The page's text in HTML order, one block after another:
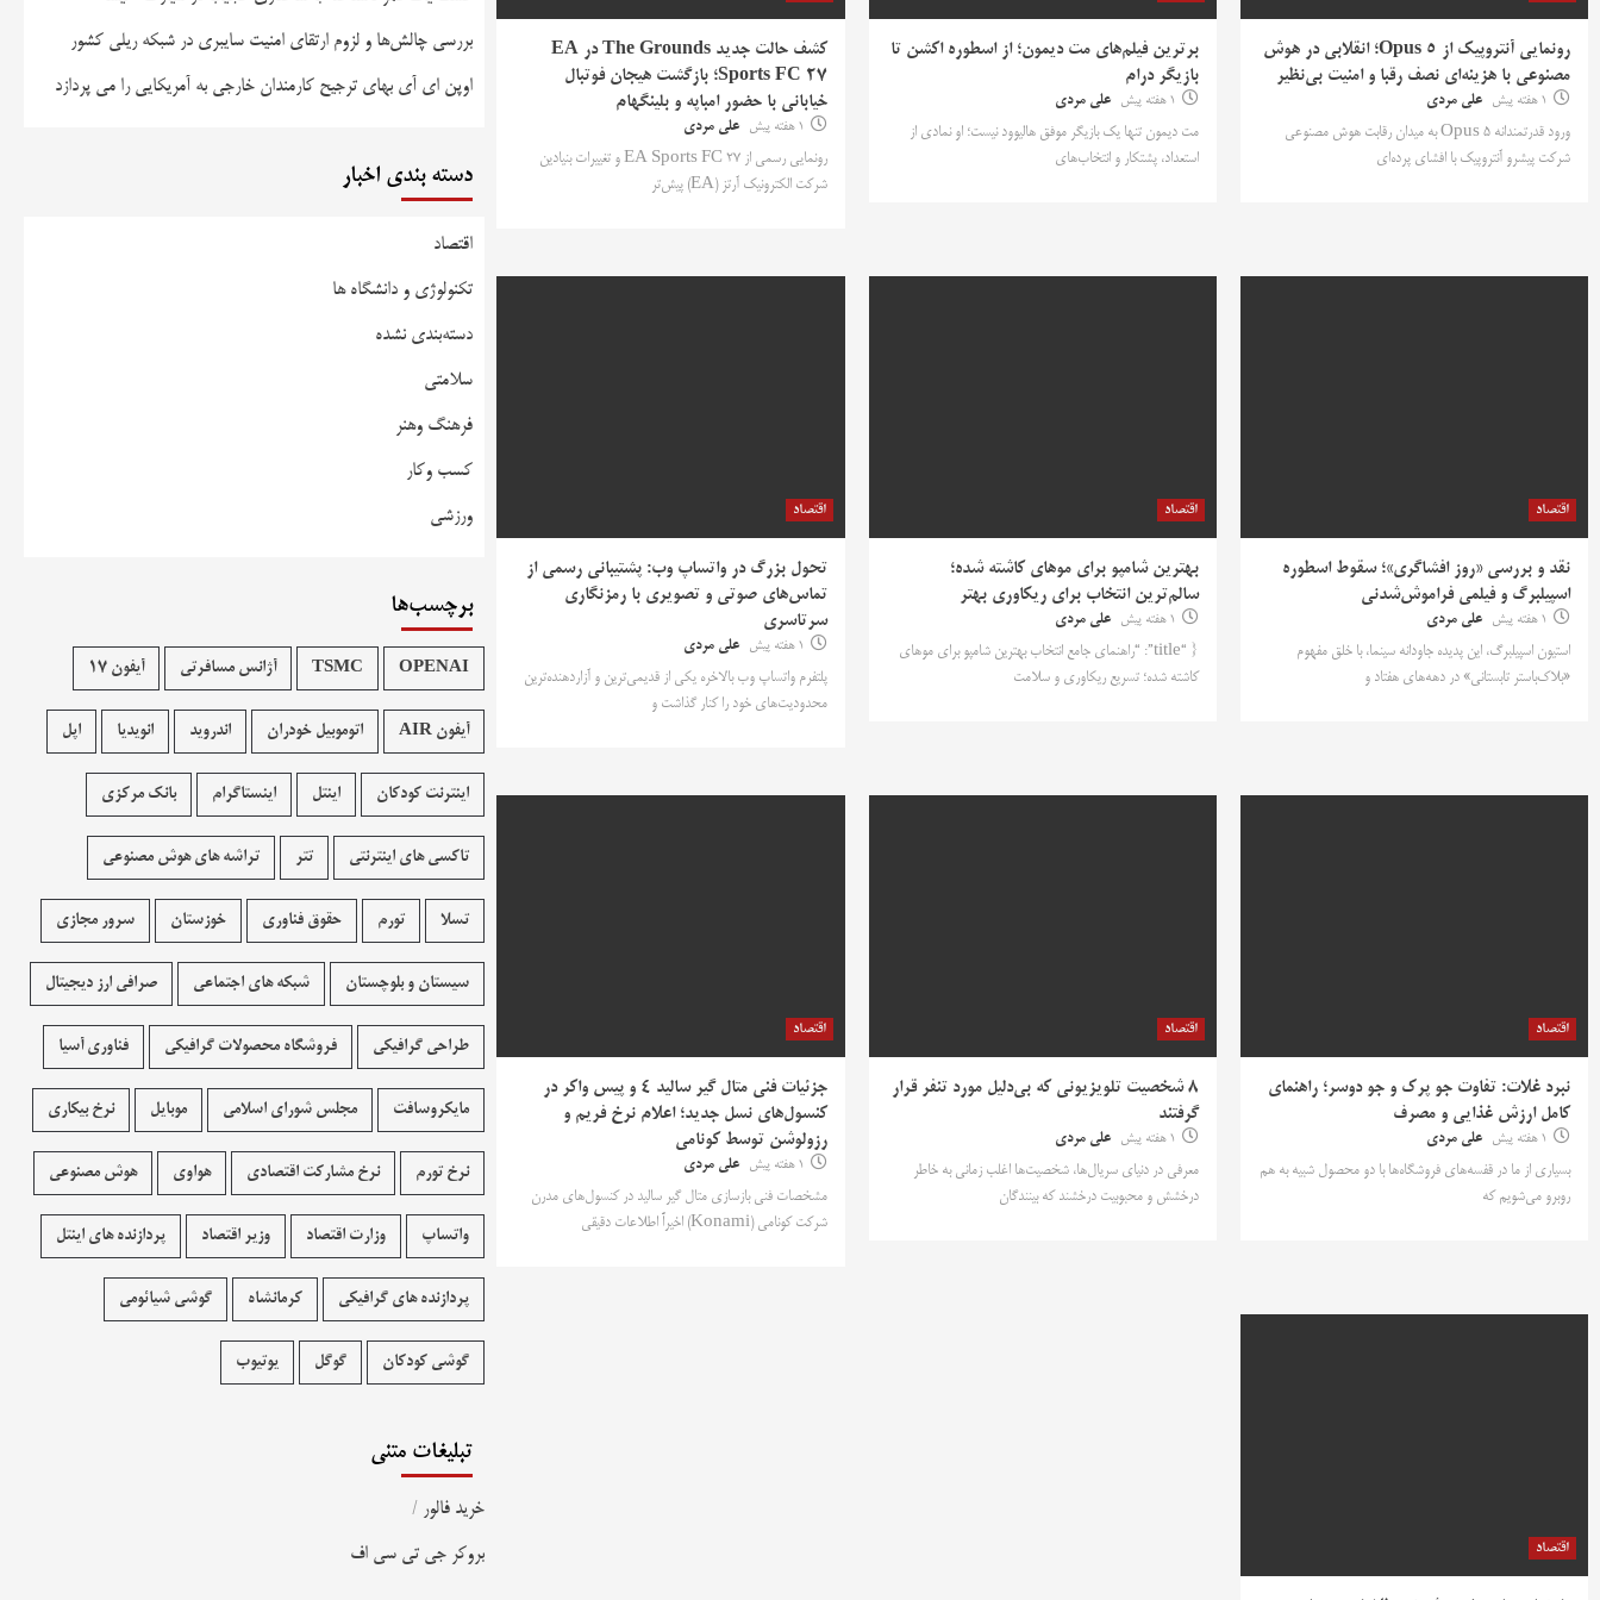
رونمایی آنتروپیک از Opus 5؛ انقلابی در هوش
مصنوعی با هزینه‌ای نصف رقبا و امنیت بی‌نظیر
1 هفته پیش علی مردی
ورود قدرتمندانه Opus 5 به میدان رقابت هوش مصنوعی
شرکت پیشرو آنتروپیک با افشای پرده‌ای
برترین فیلم‌های مت دیمون؛ از اسطوره اکشن تا
بازیگر درام
1 هفته پیش علی مردی
مت دیمون تنها یک بازیگر موفق هالیوود نیست؛ او نمادی از
استعداد، پشتکار و انتخاب‌های
کشف حالت جدید The Grounds در EA
Sports FC 27؛ بازگشت هیجان فوتبال
خیابانی با حضور امباپه و بلینگهام
1 هفته پیش علی مردی
رونمایی رسمی از EA Sports FC 27 و تغییرات بنیادین
شرکت الکترونیک آرتز (EA) پیش‌تر
اقتصاد
نقد و بررسی «روز افشاگری»؛ سقوط اسطوره
اسپیلبرگ و فیلمی فراموش‌شدنی
1 هفته پیش علی مردی
استیون اسپیلبرگ، این پدیده جاودانه سینما، با خلق مفهوم
«بلاک‌باستر تابستانی» در دهه‌های هفتاد و
اقتصاد
بهترین شامپو برای موهای کاشته شده؛
سالم‌ترین انتخاب برای ریکاوری بهتر
1 هفته پیش علی مردی
{ “title”: “راهنمای جامع انتخاب بهترین شامپو برای موهای
کاشته شده؛ تسریع ریکاوری و سلامت
اقتصاد
تحول بزرگ در واتساپ وب: پشتیبانی رسمی از
تماس‌های صوتی و تصویری با رمزنگاری
سرتاسری
1 هفته پیش علی مردی
پلتفرم واتساپ وب بالاخره یکی از قدیمی‌ترین و آزاردهنده‌ترین
محدودیت‌های خود را کنار گذاشت و
اقتصاد
نبرد غلات: تفاوت جو پرک و جو دوسر؛ راهنمای
کامل ارزش غذایی و مصرف
1 هفته پیش علی مردی
بسیاری از ما در قفسه‌های فروشگاه‌ها با دو محصول شبیه به هم
روبرو می‌شویم که
اقتصاد
۸ شخصیت تلویزیونی که بی‌دلیل مورد تنفر قرار
گرفتند
1 هفته پیش علی مردی
معرفی در دنیای سریال‌ها، شخصیت‌ها اغلب زمانی به خاطر
درخشش و محبوبیت درخشند که بینندگان
اقتصاد
جزئیات فنی متال گیر سالید ۴ و پیس واکر در
کنسول‌های نسل جدید؛ اعلام نرخ فریم و
رزولوشن توسط کونامی
1 هفته پیش علی مردی
مشخصات فنی بازسازی متال گیر سالید در کنسول‌های مدرن
شرکت کونامی (Konami) اخیراً اطلاعات دقیقی
اقتصاد
بررسی چالش‌ها و لزوم ارتقای امنیت سایبری در شبکه ریلی کشور
اوپن ای آی بهای ترجیح کارمندان خارجی به آمریکایی را می پردازد
دسته بندی اخبار
اقتصاد
تکنولوژی و دانشگاه ها
دسته‌بندی نشده
سلامتی
فرهنگ وهنر
کسب وکار
ورزشی
برچسب‌ها
OPENAI
TSMC آژانس مسافرتی آیفون 17
آیفون AIR اتوموبیل خودران اندروید انویدیا اپل
اینترنت کودکان اینتل اینستاگرام بانک مرکزی
تاکسی های اینترنتی تتر تراشه های هوش مصنوعی
تسلا تورم حقوق فناوری خوزستان سرور مجازی
سیستان و بلوچستان شبکه های اجتماعی صرافی ارز دیجیتال
طراحی گرافیکی فروشگاه محصولات گرافيکی فناوری آسیا
مایکروسافت مجلس شورای اسلامی موبایل نرخ بیکاری
نرخ تورم نرخ مشارکت اقتصادی هواوی هوش مصنوعی
واتساپ وزارت اقتصاد وزیر اقتصاد پردازنده های اینتل
پردازنده های گرافیکی کرمانشاه گوشی شیائومی
گوشی کودکان گوگل یوتیوب
تبلیغات متنی
خرید فالور /
بروکر جی تی سی اف